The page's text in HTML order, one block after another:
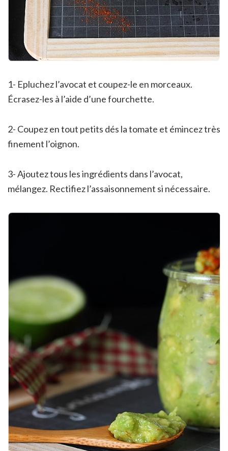
1- Epluchez l’avocat et coupez-le en morceaux.
Écrasez-les à l’aide d’une fourchette.
2- Coupez en tout petits dés la tomate et émincez très
finement l’oignon.
3- Ajoutez tous les ingrédients dans l’avocat,
mélangez. Rectifiez l’assaisonnement si nécessaire.